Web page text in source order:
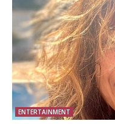
ENTERTAINMENT